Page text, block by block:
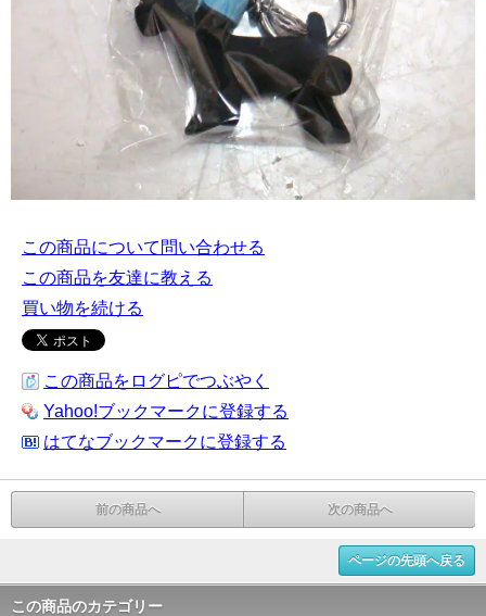
この商品について問い合わせる
この商品を友達に教える
買い物を続ける
この商品をログピでつぶやく
Yahoo!ブックマークに登録する
はてなブックマークに登録する
前の商品へ 次の商品へ
ページの先頭へ戻る
この商品のカテゴリー